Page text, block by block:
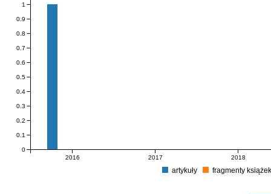
2016 2017 2018
0
0.1
0.2
0.3
0.4
0.5
0.6
0.7
0.8
0.9
1
artykuły fragmenty